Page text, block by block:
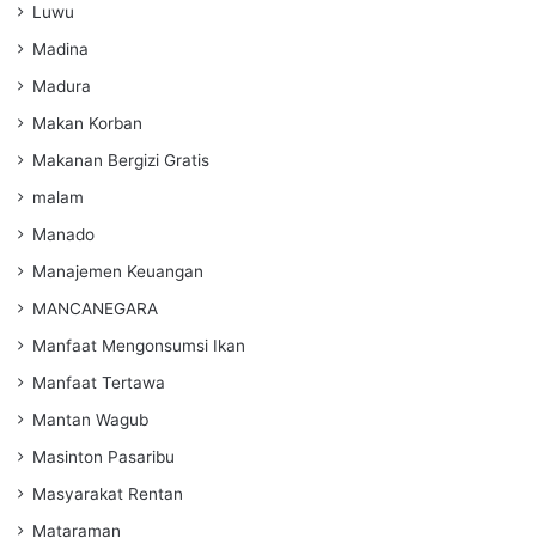
Luwu
Madina
Madura
Makan Korban
Makanan Bergizi Gratis
malam
Manado
Manajemen Keuangan
MANCANEGARA
Manfaat Mengonsumsi Ikan
Manfaat Tertawa
Mantan Wagub
Masinton Pasaribu
Masyarakat Rentan
Mataraman